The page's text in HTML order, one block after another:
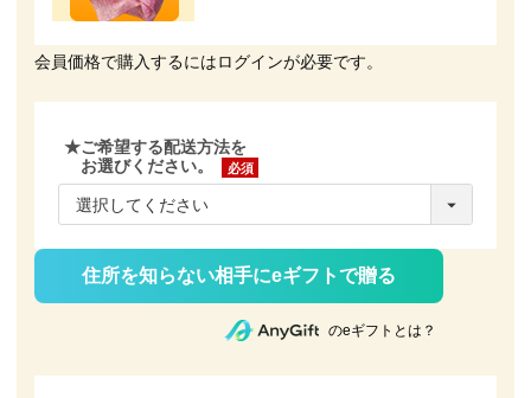
会員価格で購入するにはログインが必要です。
★ご希望する配送方法を
お選びください。
(必
住所を知らない相手にeギフトで贈る
のeギフトとは？